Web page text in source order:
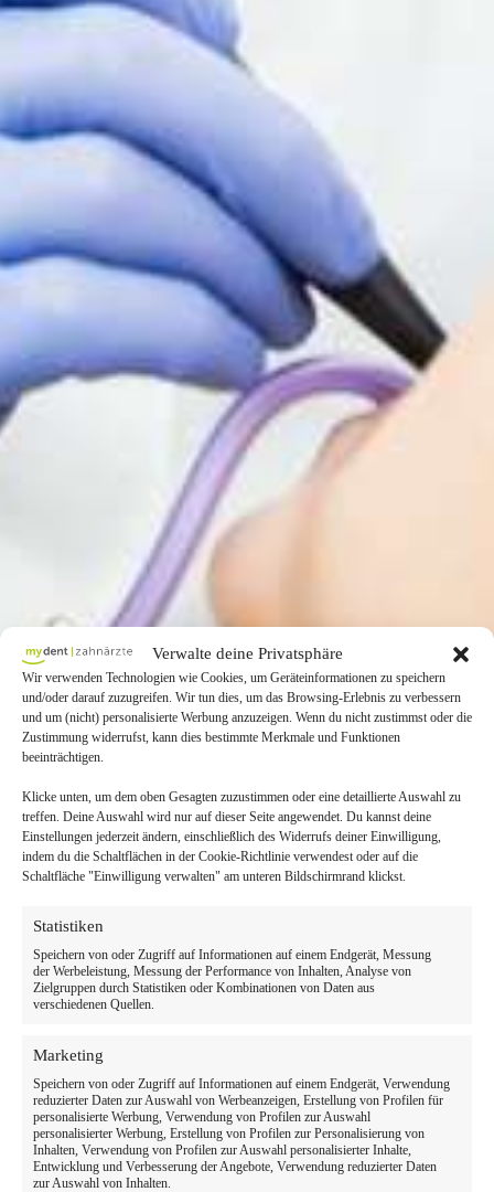
Verwalte deine Privatsphäre
Wir verwenden Technologien wie Cookies, um Geräteinformationen zu speichern
und/oder darauf zuzugreifen. Wir tun dies, um das Browsing-Erlebnis zu verbessern
und um (nicht) personalisierte Werbung anzuzeigen. Wenn du nicht zustimmst oder die
Zustimmung widerrufst, kann dies bestimmte Merkmale und Funktionen
beeinträchtigen.
Klicke unten, um dem oben Gesagten zuzustimmen oder eine detaillierte Auswahl zu
treffen. Deine Auswahl wird nur auf dieser Seite angewendet. Du kannst deine
Einstellungen jederzeit ändern, einschließlich des Widerrufs deiner Einwilligung,
indem du die Schaltflächen in der Cookie-Richtlinie verwendest oder auf die
Schaltfläche "Einwilligung verwalten" am unteren Bildschirmrand klickst.
Statistiken
Speichern von oder Zugriff auf Informationen auf einem Endgerät, Messung
der Werbeleistung, Messung der Performance von Inhalten, Analyse von
Zielgruppen durch Statistiken oder Kombinationen von Daten aus
verschiedenen Quellen.
Marketing
Speichern von oder Zugriff auf Informationen auf einem Endgerät, Verwendung
reduzierter Daten zur Auswahl von Werbeanzeigen, Erstellung von Profilen für
personalisierte Werbung, Verwendung von Profilen zur Auswahl
personalisierter Werbung, Erstellung von Profilen zur Personalisierung von
Inhalten, Verwendung von Profilen zur Auswahl personalisierter Inhalte,
Entwicklung und Verbesserung der Angebote, Verwendung reduzierter Daten
zur Auswahl von Inhalten.